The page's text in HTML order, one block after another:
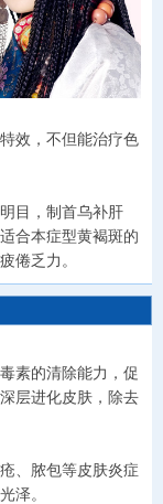
效，不但能治疗色
目，制首乌补肝
合本症型黄褐斑的
倦乏力。
素的清除能力，促
层进化皮肤，除去
、脓包等皮肤炎症
泽。